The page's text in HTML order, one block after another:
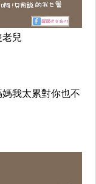
兒
我太累對你也不